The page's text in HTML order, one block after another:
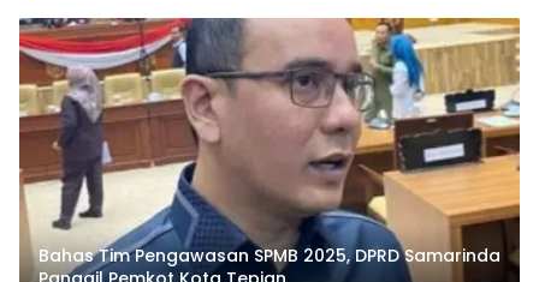
Bahas Tim Pengawasan SPMB 2025, DPRD Samarinda